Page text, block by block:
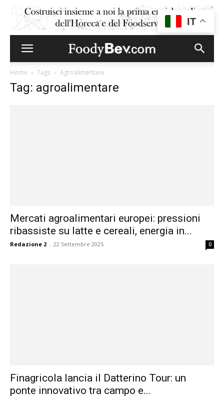
Home Tags Agroalimentare
Tag: agroalimentare
Mercati agroalimentari europei: pressioni
ribassiste su latte e cereali, energia in...
Redazione 2 - 22 Settembre 2025 0
Finagricola lancia il Datterino Tour: un
ponte innovativo tra campo e...
IT